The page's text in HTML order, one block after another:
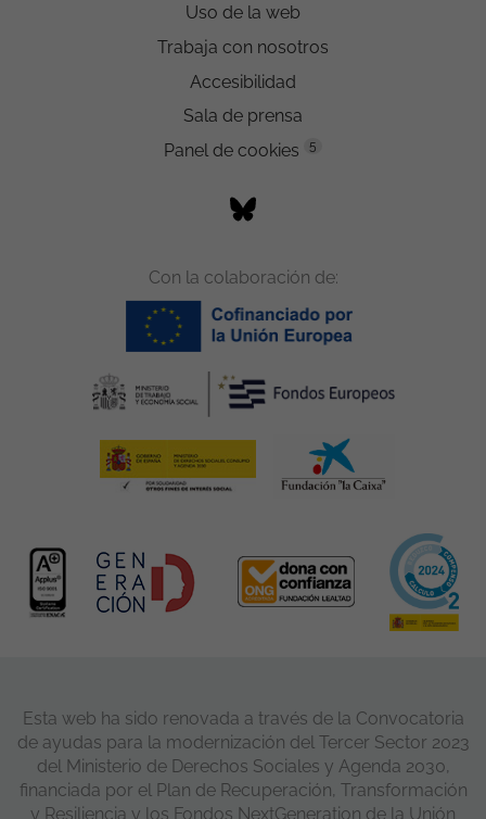
Uso de la web
Trabaja con nosotros
Accesibilidad
Sala de prensa
Panel de cookies
5
Con la colaboración de:
Esta web ha sido renovada a través de la Convocatoria
de ayudas para la modernización del Tercer Sector 2023
del Ministerio de Derechos Sociales y Agenda 2030,
financiada por el Plan de Recuperación, Transformación
y Resiliencia y los Fondos NextGeneration de la Unión